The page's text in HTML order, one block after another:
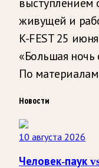
живущей и
K-FEST 25
«Большая
По
Новости
10 августа 2026
Человек-паук